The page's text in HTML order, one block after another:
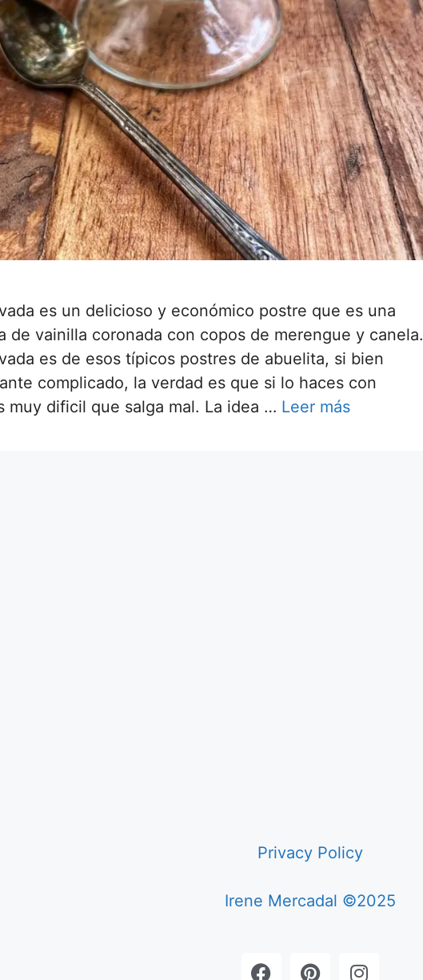
es un delicioso y económico postre que es una
de vainilla coronada con copos de merengue y canela.
es de esos típicos postres de abuelita, si bien
complicado, la verdad es que si lo haces con
muy dificil que salga mal. La idea … Leer más
Privacy Policy
Irene Mercadal ©2025